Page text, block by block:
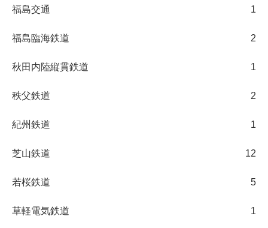
福島交通 1
福島臨海鉄道 2
秋田内陸縦貫鉄道 1
秩父鉄道 2
紀州鉄道 1
芝山鉄道 12
若桜鉄道 5
草軽電気鉄道 1